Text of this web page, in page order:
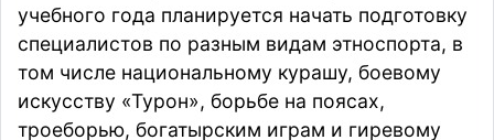
учебного года планируется начать подготовку
специалистов по разным видам этноспорта, в
том числе национальному курашу, боевому
искусству «Турон», борьбе на поясах,
троеборью, богатырским играм и гиревому